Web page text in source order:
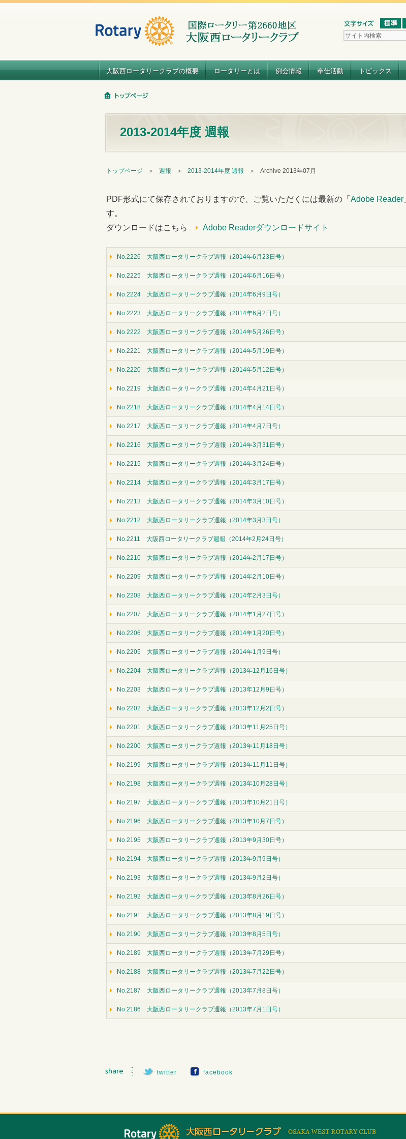
大阪西ロータリークラブの概要 ロータリーとは 例会情報 奉仕活動 トピックス
2013-2014年度 週報
トップページ ＞ 週報 ＞ 2013-2014年度 週報 ＞ Archive 2013年07月
PDF形式にて保存されておりますので、ご覧いただくには最新の「 Adobe Reader
す。
ダウンロードはこちら
Adobe Readerダウンロードサイト
No.2226 大阪西ロータリークラブ週報（2014年6月23日号）
No.2225 大阪西ロータリークラブ週報（2014年6月16日号）
No.2224 大阪西ロータリークラブ週報（2014年6月9日号）
No.2223 大阪西ロータリークラブ週報（2014年6月2日号）
No.2222 大阪西ロータリークラブ週報（2014年5月26日号）
No.2221 大阪西ロータリークラブ週報（2014年5月19日号）
No.2220 大阪西ロータリークラブ週報（2014年5月12日号）
No.2219 大阪西ロータリークラブ週報（2014年4月21日号）
No.2218 大阪西ロータリークラブ週報（2014年4月14日号）
No.2217 大阪西ロータリークラブ週報（2014年4月7日号）
No.2216 大阪西ロータリークラブ週報（2014年3月31日号）
No.2215 大阪西ロータリークラブ週報（2014年3月24日号）
No.2214 大阪西ロータリークラブ週報（2014年3月17日号）
No.2213 大阪西ロータリークラブ週報（2014年3月10日号）
No.2212 大阪西ロータリークラブ週報（2014年3月3日号）
No.2211 大阪西ロータリークラブ週報（2014年2月24日号）
No.2210 大阪西ロータリークラブ週報（2014年2月17日号）
No.2209 大阪西ロータリークラブ週報（2014年2月10日号）
No.2208 大阪西ロータリークラブ週報（2014年2月3日号）
No.2207 大阪西ロータリークラブ週報（2014年1月27日号）
No.2206 大阪西ロータリークラブ週報（2014年1月20日号）
No.2205 大阪西ロータリークラブ週報（2014年1月9日号）
No.2204 大阪西ロータリークラブ週報（2013年12月16日号）
No.2203 大阪西ロータリークラブ週報（2013年12月9日号）
No.2202 大阪西ロータリークラブ週報（2013年12月2日号）
No.2201 大阪西ロータリークラブ週報（2013年11月25日号）
No.2200 大阪西ロータリークラブ週報（2013年11月18日号）
No.2199 大阪西ロータリークラブ週報（2013年11月11日号）
No.2198 大阪西ロータリークラブ週報（2013年10月28日号）
No.2197 大阪西ロータリークラブ週報（2013年10月21日号）
No.2196 大阪西ロータリークラブ週報（2013年10月7日号）
No.2195 大阪西ロータリークラブ週報（2013年9月30日号）
No.2194 大阪西ロータリークラブ週報（2013年9月9日号）
No.2193 大阪西ロータリークラブ週報（2013年9月2日号）
No.2192 大阪西ロータリークラブ週報（2013年8月26日号）
No.2191 大阪西ロータリークラブ週報（2013年8月19日号）
No.2190 大阪西ロータリークラブ週報（2013年8月5日号）
No.2189 大阪西ロータリークラブ週報（2013年7月29日号）
No.2188 大阪西ロータリークラブ週報（2013年7月22日号）
No.2187 大阪西ロータリークラブ週報（2013年7月8日号）
No.2186 大阪西ロータリークラブ週報（2013年7月1日号）
twitter facebook